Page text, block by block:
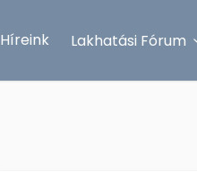
Híreink Lakhatási Fórum